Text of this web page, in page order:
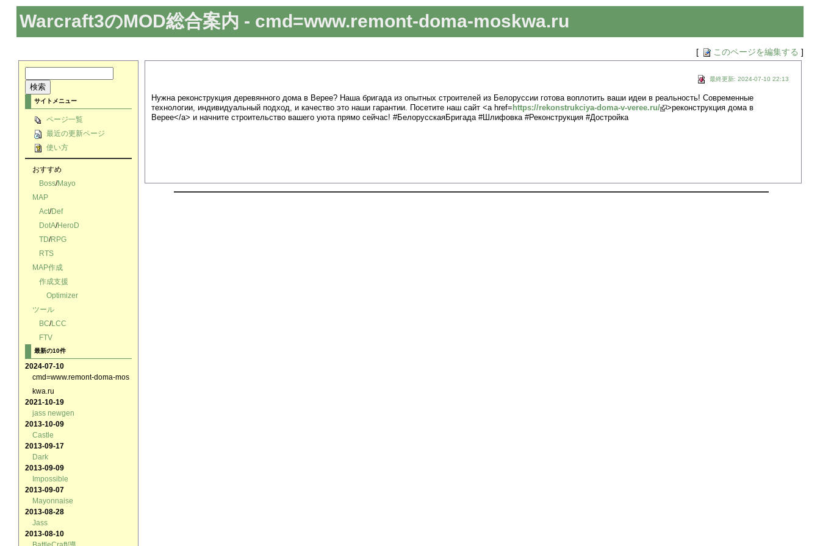
Warcraft3のMOD総合案内 - cmd=www.remont-doma-moskwa.ru
[ このページを編集する ]
サイトメニュー
ページ一覧
最近の更新ページ
使い方
おすすめ
Boss/Mayo
MAP
Act/Def
DotA/HeroD
TD/RPG
RTS
MAP作成
作成支援
Optimizer
ツール
BC/LCC
FTV
最新の10件
2024-07-10
cmd=www.remont-doma-mos
kwa.ru
2021-10-19
jass newgen
2013-10-09
Castle
2013-09-17
Dark
2013-09-09
Impossible
2013-09-07
Mayonnaise
2013-08-28
Jass
2013-08-10
BattleCraft/導
最終更新: 2024-07-10 22:13
Нужна реконструкция деревянного дома в Верее? Наша бригада из опытных строителей из Белоруссии готова воплотить ваши идеи в реальность! Современные
технологии, индивидуальный подход, и качество это наши гарантии. Посетите наш сайт <a href= https://rekonstrukciya-doma-v-veree.ru/
>реконструкция дома в
Верее</a> и начните строительство вашего уюта прямо сейчас! #БелорусскаяБригада #Шлифовка #Реконструкция #Достройка